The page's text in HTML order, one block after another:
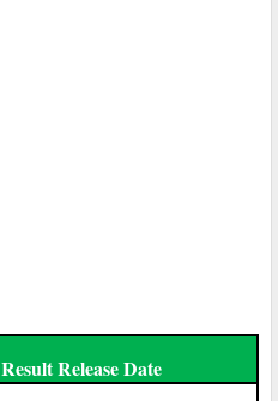
Result Release Date